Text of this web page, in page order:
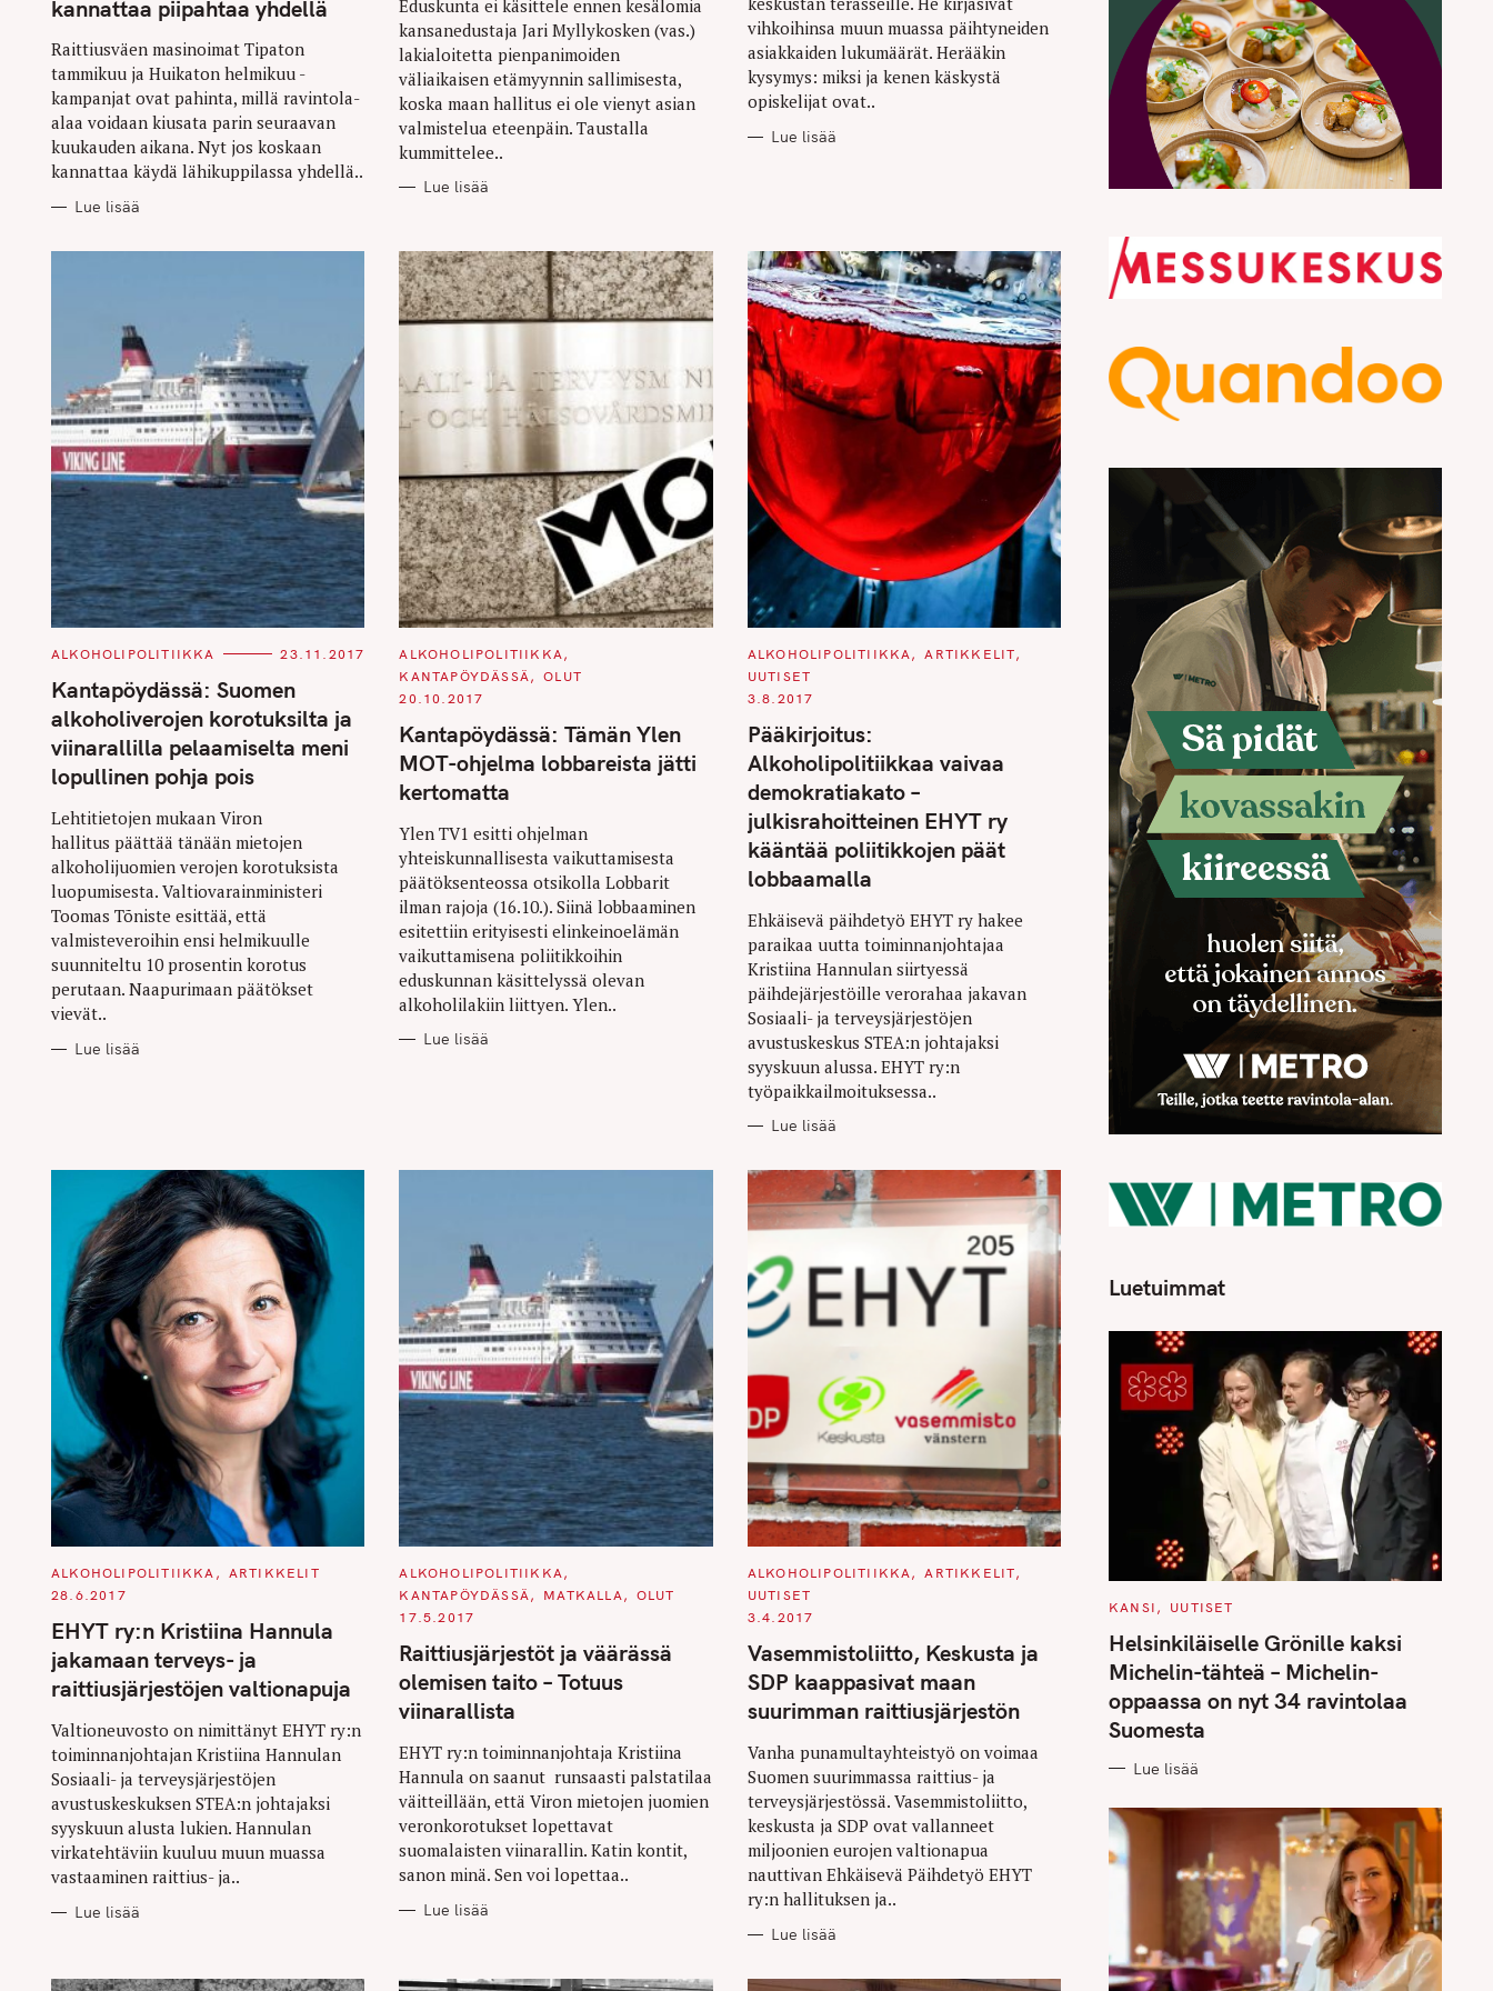
kannattaa piipahtaa yhdellä
Raittiusväen masinoimat Tipaton
tammikuu ja Huikaton helmikuu -
kampanjat ovat pahinta, millä ravintola-
alaa voidaan kiusata parin seuraavan
kuukauden aikana. Nyt jos koskaan
kannattaa käydä lähikuppilassa yhdellä..
Lue lisää
Eduskunta ei käsittele ennen kesälomia
kansanedustaja Jari Myllykosken (vas.)
lakialoitetta pienpanimoiden
väliaikaisen etämyynnin sallimisesta,
koska maan hallitus ei ole vienyt asian
valmistelua eteenpäin. Taustalla
kummittelee..
Lue lisää
vihkoihinsa muun muassa päihtyneiden
asiakkaiden lukumäärät. Herääkin
kysymys: miksi ja kenen käskystä
opiskelijat ovat..
Lue lisää
C
T
E
O
I
E
S
ALKOHOLIPOLITIIKKA 23.11.2017
Kantapöydässä: Suomen
alkoholiverojen korotuksilta ja
viinarallilla pelaamiselta meni
lopullinen pohja pois
Lehtitietojen mukaan Viron
hallitus päättää tänään mietojen
alkoholijuomien verojen korotuksista
luopumisesta. Valtiovarainministeri
Toomas Tõniste esittää, että
valmisteveroihin ensi helmikuulle
suunniteltu 10 prosentin korotus
perutaan. Naapurimaan päätökset
vievät..
Lue lisää
C
T
E
O
R
I
E
S
ALKOHOLIPOLITIIKKA
KANTAPÖYDÄSSÄ
OLUT
20.10.2017
Kantapöydässä: Tämän Ylen
MOT-ohjelma lobbareista jätti
kertomatta
Ylen TV1 esitti ohjelman
yhteiskunnallisesta vaikuttamisesta
päätöksenteossa otsikolla Lobbarit
ilman rajoja (16.10.). Siinä lobbaaminen
esitettiin erityisesti elinkeinoelämän
vaikuttamisena poliitikkoihin
eduskunnan käsittelyssä olevan
alkoholilakiin liittyen. Ylen..
Lue lisää
C
T
E
O
R
E
ALKOHOLIPOLITIIKKA
ARTIKKELIT
UUTISET
3.8.2017
Pääkirjoitus:
Alkoholipolitiikkaa vaivaa
demokratiakato –
julkisrahoitteinen EHYT ry
kääntää poliitikkojen päät
lobbaamalla
Ehkäisevä päihdetyö EHYT ry hakee
paraikaa uutta toiminnanjohtajaa
Kristiina Hannulan siirtyessä
päihdejärjestöille verorahaa jakavan
Sosiaali- ja terveysjärjestöjen
avustuskeskus STEA:n johtajaksi
syyskuun alussa. EHYT ry:n
työpaikkailmoituksessa..
Lue lisää
C
T
G
O
R
I
E
S
ALKOHOLIPOLITIIKKA
ARTIKKELIT
28.6.2017
EHYT ry:n Kristiina Hannula
jakamaan terveys- ja
raittiusjärjestöjen valtionapuja
Valtioneuvosto on nimittänyt EHYT ry:n
toiminnanjohtajan Kristiina Hannulan
Sosiaali- ja terveysjärjestöjen
avustuskeskuksen STEA:n johtajaksi
syyskuun alusta lukien. Hannulan
virkatehtäviin kuuluu muun muassa
vastaaminen raittius- ja..
Lue lisää
C
T
E
O
R
E
ALKOHOLIPOLITIIKKA
KANTAPÖYDÄSSÄ
MATKALLA
OLUT
17.5.2017
Raittiusjärjestöt ja väärässä
olemisen taito – Totuus
viinarallista
EHYT ry:n toiminnanjohtaja Kristiina
Hannula on saanut runsaasti palstatilaa
väitteillään, että Viron mietojen juomien
veronkorotukset lopettavat
suomalaisten viinarallin. Katin kontit,
sanon minä. Sen voi lopettaa..
Lue lisää
C
T
E
O
R
I
E
ALKOHOLIPOLITIIKKA
ARTIKKELIT
UUTISET
3.4.2017
Vasemmistoliitto, Keskusta ja
SDP kaappasivat maan
suurimman raittiusjärjestön
Vanha punamultayhteistyö on voimaa
Suomen suurimmassa raittius- ja
terveysjärjestössä. Vasemmistoliitto,
keskusta ja SDP ovat vallanneet
miljoonien eurojen valtionapua
nauttivan Ehkäisevä Päihdetyö EHYT
ry:n hallituksen ja..
Lue lisää
Luetuimmat
C
T
E
G
O
I
E
S
KANSI UUTISET
Helsinkiläiselle Grönille kaksi
Michelin-tähteä – Michelin-
oppaassa on nyt 34 ravintolaa
Suomesta
Lue lisää
S
e
a
r
c
h
o
r
: